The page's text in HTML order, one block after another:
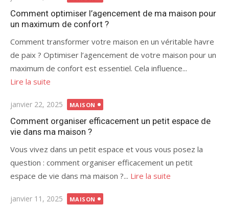
le
Comment optimiser l’agencement de ma maison pour
un maximum de confort ?
Comment transformer votre maison en un véritable havre
de paix ? Optimiser l’agencement de votre maison pour un
maximum de confort est essentiel. Cela influence...
Lire la suite
Publié
le
janvier 22, 2025 MAISON
Comment organiser efficacement un petit espace de
vie dans ma maison ?
Vous vivez dans un petit espace et vous vous posez la
question : comment organiser efficacement un petit
espace de vie dans ma maison ?... Lire la suite
Publié
janvier 11, 2025 MAISON